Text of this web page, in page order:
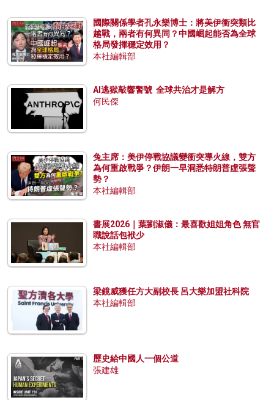
國際關係學者孔永樂博士：將美伊衝突類比
越戰，兩者有何異同？中國崛起能否為全球
格局發揮穩定效用？
本社編輯部
AI逃獄敲響警號 全球共治才是解方
何民傑
兔主席：美伊停戰協議變衝突導火線，雙方
為何重啟戰爭？伊朗一早洞悉特朗普虛張聲
勢？
本社編輯部
書展2026｜葉劉淑儀：最喜歡姐姐角色 無官
職說話包袱少
本社編輯部
梁鏡威獲任方大副校長 呂大樂加盟社科院
本社編輯部
歷史給中國人一個公道
張建雄